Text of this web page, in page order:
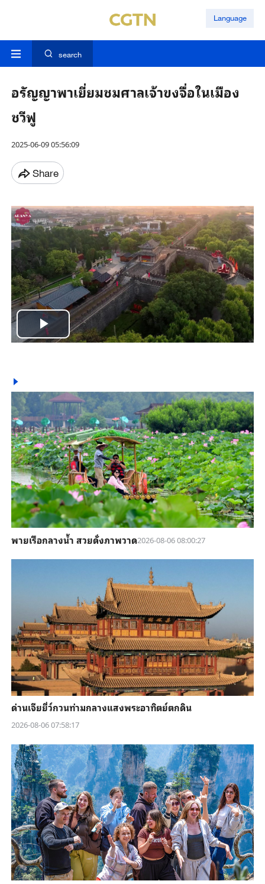
Language
search
อรัญญาพาเยี่ยมชมศาลเจ้าขงจื่อในเมือง
ชวีฟู
2025-06-09 05:56:09
Share
Play
พายเรือกลางน้ำ สวยดั่งภาพวาด2026-08-06 08:00:27
ด่านเจียยี่ว์กวนท่ามกลางแสงพระอาทิตย์ตกดิน
2026-08-06 07:58:17